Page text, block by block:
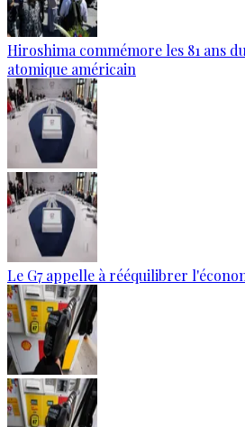
Hiroshima commémore les 81 ans
atomique américain
Le G7 appelle à rééquilibrer